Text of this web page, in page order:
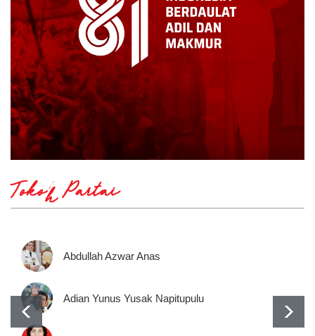
Tokoh Partai
Abdullah Azwar Anas
Adian Yunus Yusak Napitupulu